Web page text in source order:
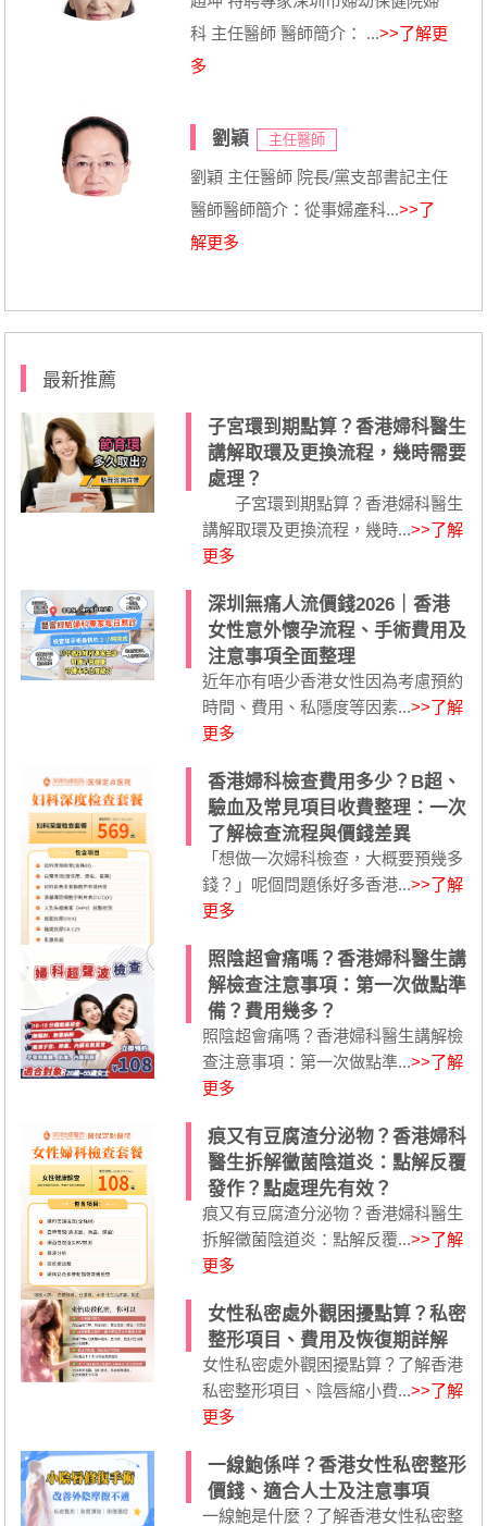
科 主任醫師 醫師簡介： ...>>了解更
多
劉穎 主任醫師
劉穎 主任醫師 院長/黨支部書記主任
醫師醫師簡介：從事婦產科...>>了
解更多
最新推薦
子宮環到期點算？香港婦科醫生
講解取環及更換流程，幾時需要
處理？
子宮環到期點算？香港婦科醫生
講解取環及更換流程，幾時...>>了解
更多
深圳無痛人流價錢2026｜香港
女性意外懷孕流程、手術費用及
注意事項全面整理
近年亦有唔少香港女性因為考慮預約
時間、費用、私隱度等因素...>>了解
更多
香港婦科檢查費用多少？B超、
驗血及常見項目收費整理：一次
了解檢查流程與價錢差異
「想做一次婦科檢查，大概要預幾多
錢？」呢個問題係好多香港...>>了解
更多
照陰超會痛嗎？香港婦科醫生講
解檢查注意事項：第一次做點準
備？費用幾多？
照陰超會痛嗎？香港婦科醫生講解檢
查注意事項：第一次做點準...>>了解
更多
痕又有豆腐渣分泌物？香港婦科
醫生拆解黴菌陰道炎：點解反覆
發作？點處理先有效？
痕又有豆腐渣分泌物？香港婦科醫生
拆解黴菌陰道炎：點解反覆...>>了解
更多
女性私密處外觀困擾點算？私密
整形項目、費用及恢復期詳解
女性私密處外觀困擾點算？了解香港
私密整形項目、陰唇縮小費...>>了解
更多
一線鮑係咩？香港女性私密整形
價錢、適合人士及注意事項
一線鮑是什麼？了解香港女性私密整